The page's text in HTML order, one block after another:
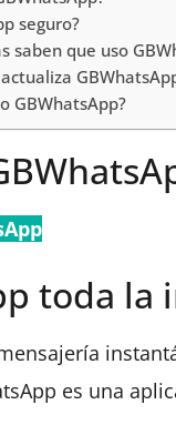
seguro?
saben que uso
GBWhatsApp?
toda
es una